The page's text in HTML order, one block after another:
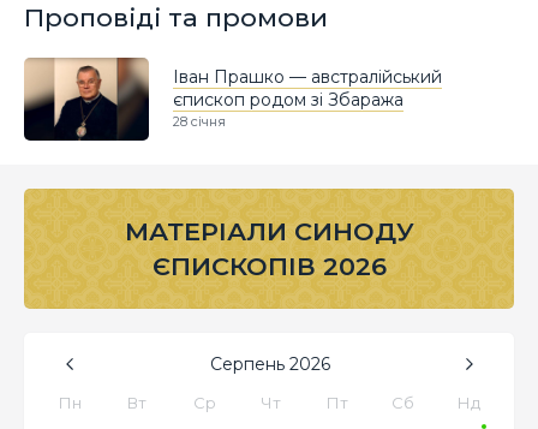
Проповіді та промови
Іван Прашко — австралійський
єпископ родом зі Збаража
28 січня
МАТЕРІАЛИ СИНОДУ
ЄПИСКОПІВ 2026
Серпень 2026
Пн Вт Ср Чт Пт Сб Нд